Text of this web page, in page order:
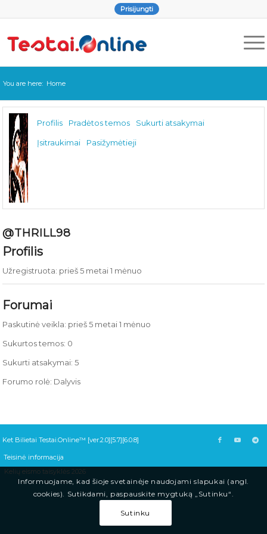
Prisijungti
You are here: Home
Profilis Pradėtos temos Sukurti atsakymai
Įsitraukimai Pasižymėtieji
@THRILL98
Profilis
Užregistruota: prieš 5 metai 1 mėnuo
Forumai
Paskutinė veikla: prieš 5 metai 1 mėnuo
Sukurtos temos: 0
Sukurti atsakymai: 5
Forumo rolė: Dalyvis
Ket Bilietai Testai.Online™ [ver.2.0][5.7][6.0.8]
Teisinė informacija
Kelių eismo taisyklės 2026
Informuojame, kad šioje svetainėje naudojami slapukai (angl.
cookies). Sutikdami, paspauskite mygtuką „Sutinku“.
Sutinku